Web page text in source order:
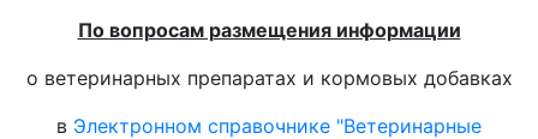
По вопросам размещения информации
о ветеринарных препаратах и кормовых добавках
в Электронном справочнике "Ветеринарные